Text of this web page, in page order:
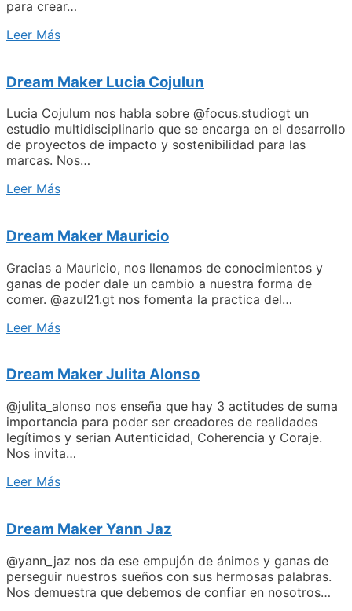
para crear…
Leer Más
Dream Maker Lucia Cojulun
Lucia Cojulum nos habla sobre @focus.studiogt un
estudio multidisciplinario que se encarga en el desarrollo
de proyectos de impacto y sostenibilidad para las
marcas. Nos…
Leer Más
Dream Maker Mauricio
Gracias a Mauricio, nos llenamos de conocimientos y
ganas de poder dale un cambio a nuestra forma de
comer. @azul21.gt nos fomenta la practica del…
Leer Más
Dream Maker Julita Alonso
@julita_alonso nos enseña que hay 3 actitudes de suma
importancia para poder ser creadores de realidades
legítimos y serian Autenticidad, Coherencia y Coraje.
Nos invita…
Leer Más
Dream Maker Yann Jaz
@yann_jaz nos da ese empujón de ánimos y ganas de
perseguir nuestros sueños con sus hermosas palabras.
Nos demuestra que debemos de confiar en nosotros…